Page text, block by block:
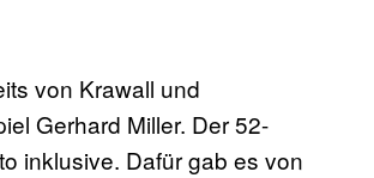
von Krawall und
Gerhard Miller. Der 52-
inklusive. Dafür gab es von